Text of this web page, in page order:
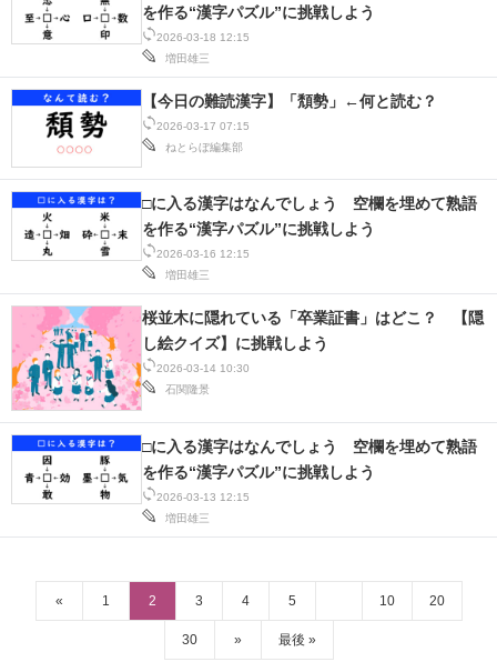
2026-03-18 12:15
増田雄三
を作る“漢字パズル”に挑戦しよう
2026-03-17 07:15
ねとらぼ編集部
【今日の難読漢字】「頽勢」←何と読む？
2026-03-16 12:15
増田雄三
□に入る漢字はなんでしょう 空欄を埋めて熟語
を作る“漢字パズル”に挑戦しよう
2026-03-14 10:30
石関隆景
桜並木に隠れている「卒業証書」はどこ？ 【隠
し絵クイズ】に挑戦しよう
2026-03-13 12:15
増田雄三
□に入る漢字はなんでしょう 空欄を埋めて熟語
を作る“漢字パズル”に挑戦しよう
« 1 2 3 4 5 10 20
30 » 最後 »